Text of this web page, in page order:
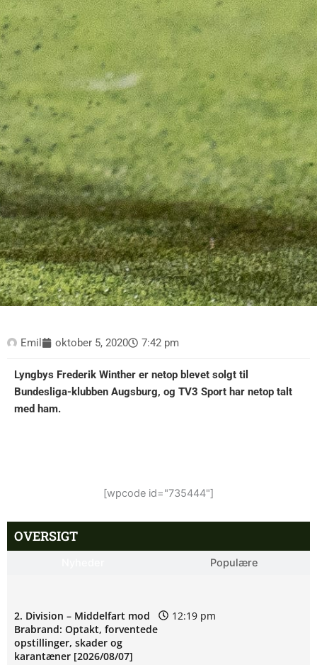
Emil oktober 5, 2020 7:42 pm
Lyngbys Frederik Winther er netop blevet solgt til
Bundesliga-klubben Augsburg, og TV3 Sport har netop talt
med ham.
[wpcode id="735444"]
OVERSIGT
Populære
2. Division – Middelfart mod
Brabrand: Optakt, forventede
opstillinger, skader og
karantæner [2026/08/07]
12:19 pm